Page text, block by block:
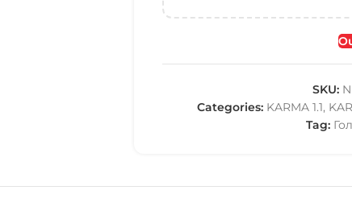
SKU:
Categories: KARMA 1.1,
Tag: